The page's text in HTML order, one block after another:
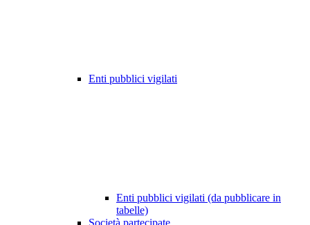
Enti pubblici vigilati
Enti pubblici vigilati (da pubblicare in
tabelle)